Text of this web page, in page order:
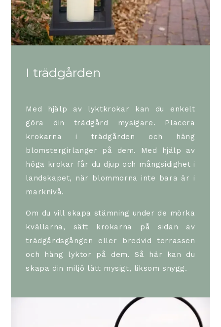
I trädgården
Med hjälp av lyktkrokar kan du enkelt
göra din trädgård mysigare. Placera
krokarna i trädgården och häng
blomstergirlanger på dem. Med hjälp av
höga krokar får du djup och mångsidighet i
landskapet, när blommorna inte bara är i
marknivå.
Om du vill skapa stämning under de mörka
kvällarna, sätt krokarna på sidan av
trädgårdsgången eller bredvid terrassen
och häng lyktor på dem. Så här kan du
skapa din miljö lätt mysigt, liksom snygg.